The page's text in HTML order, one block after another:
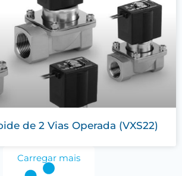
de 2 Vias Operada (VXS22)
Carregar mais